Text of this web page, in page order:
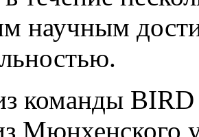
научным
команды
Мюнхенского